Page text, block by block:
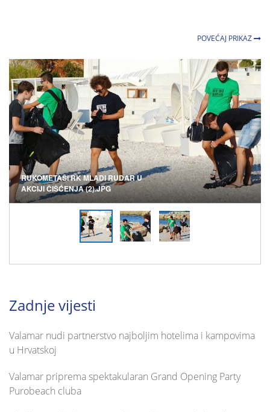
POVEĆAJ PRIKAZ
RUKOMETAŠI RK MLADI RUDAR U
AKCIJI ČIŠĆENJA (2).JPG
Zadnje vijesti
Valamar nudi partnerstvo najboljim hotelima i kampovima
u Hrvatskoj
Valamar priprema spektakularan Grand Opening Party
Purobeach cluba